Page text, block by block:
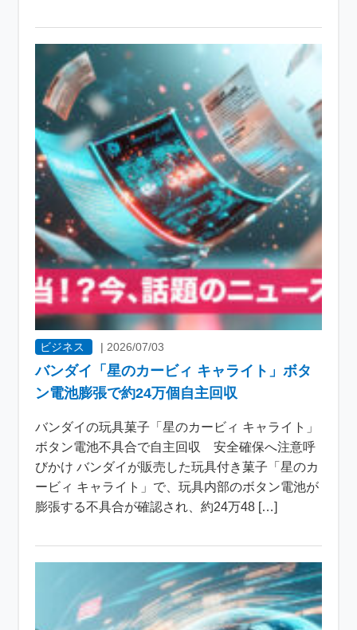
ビジネス | 2026/07/03
バンダイ「星のカービィ キャライト」ボタ
ン電池膨張で約24万個自主回収
バンダイの玩具菓子「星のカービィ キャライト」
ボタン電池不具合で自主回収 安全確保へ注意呼
びかけ バンダイが販売した玩具付き菓子「星のカ
ービィ キャライト」で、玩具内部のボタン電池が
膨張する不具合が確認され、約24万48 […]